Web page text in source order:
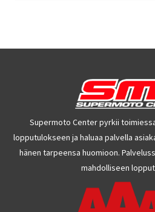
Supermoto Center pyrkii
lopputulokseen ja haluaa palvella
hänen tarpeensa huomioon.
mahdolliseen